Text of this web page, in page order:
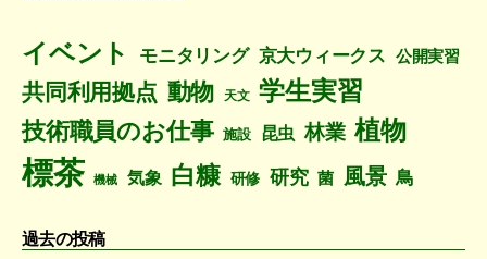
覧
イベント モニタリング 京大ウィークス 公開実習
共同利用拠点 動物 天文 学生実習
技術職員のお仕事 施設 昆虫 林業 植物
標茶 機械 気象 白糠 研修 研究 菌 風景 鳥
過去の投稿